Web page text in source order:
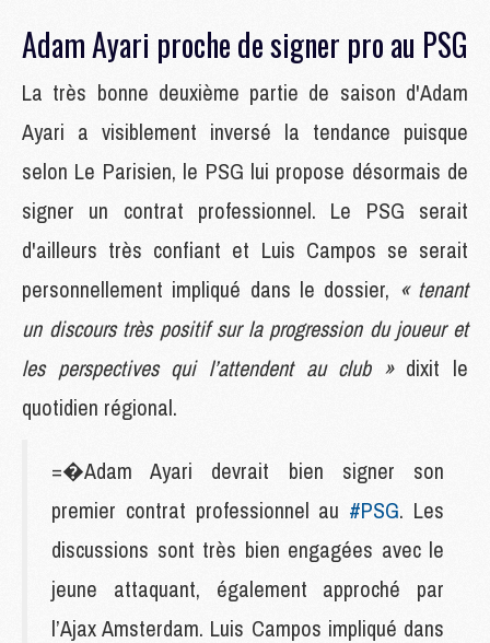
Adam Ayari proche de signer pro au PSG
La très bonne deuxième partie de saison d'Adam
Ayari a visiblement inversé la tendance puisque
selon Le Parisien, le PSG lui propose désormais de
signer un contrat professionnel. Le PSG serait
d'ailleurs très confiant et Luis Campos se serait
personnellement impliqué dans le dossier, « tenant
un discours très positif sur la progression du joueur et
les perspectives qui l’attendent au club »dixit le
quotidien régional.
=�Adam Ayari devrait bien signer son
premier contrat professionnel au #PSG. Les
discussions sont très bien engagées avec le
jeune attaquant, également approché par
l’Ajax Amsterdam. Luis Campos impliqué dans